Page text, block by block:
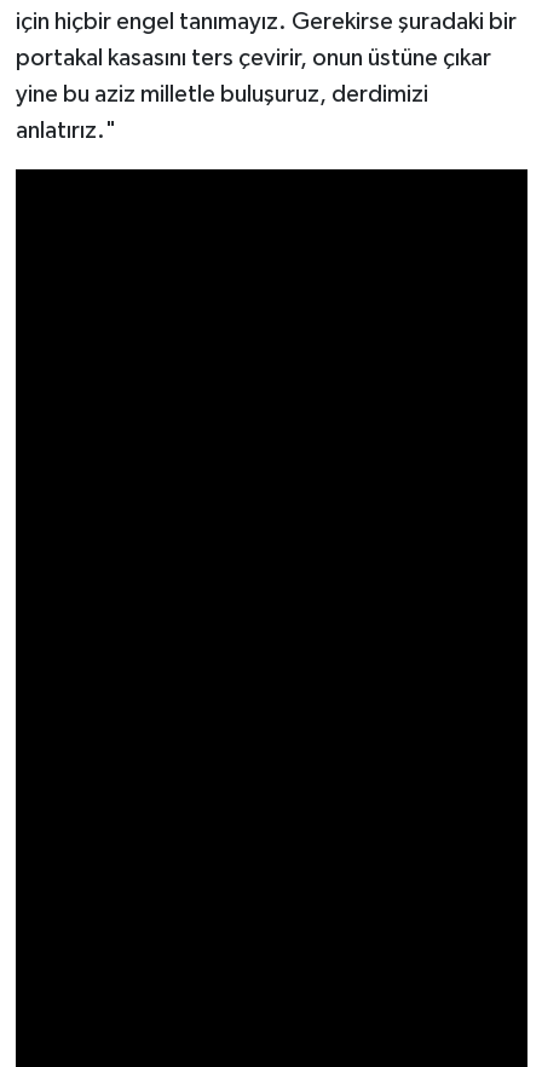
için hiçbir engel tanımayız. Gerekirse şuradaki bir
portakal kasasını ters çevirir, onun üstüne çıkar
yine bu aziz milletle buluşuruz, derdimizi
anlatırız."